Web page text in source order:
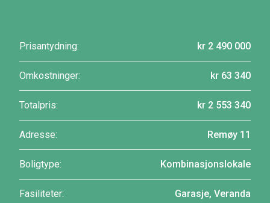
Prisantydning: kr 2 490 000
Omkostninger: kr 63 340
Totalpris: kr 2 553 340
Adresse: Remøy 11
Boligtype: Kombinasjonslokale
Fasiliteter: Garasje, Veranda